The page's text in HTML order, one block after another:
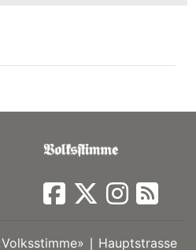
∣ Hauptstrasse